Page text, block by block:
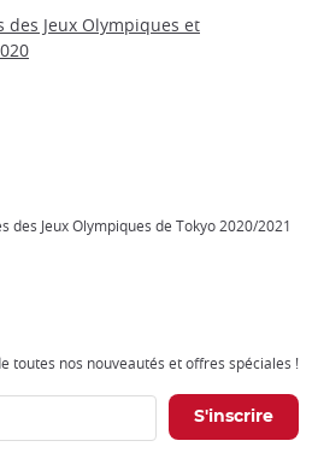
des Jeux Olympiques et
des Jeux Olympiques de Tokyo 2020/2021
toutes nos nouveautés et offres spéciales !